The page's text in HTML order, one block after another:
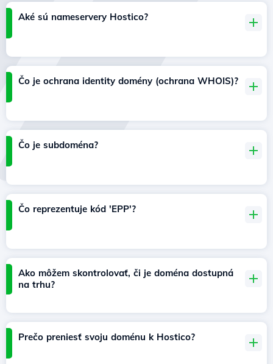
Aké sú nameservery Hostico?
Čo je ochrana identity domény (ochrana WHOIS)?
Čo je subdoména?
Čo reprezentuje kód 'EPP'?
Ako môžem skontrolovať, či je doména dostupná
na trhu?
Prečo preniesť svoju doménu k Hostico?